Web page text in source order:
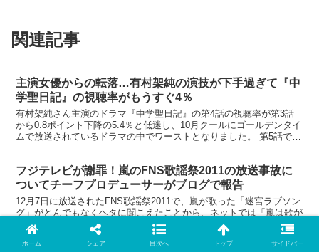
関連記事
主演女優からの転落…有村架純の演技が下手過ぎて『中
学聖日記』の視聴率がもうすぐ4％
有村架純さん主演のドラマ『中学聖日記』の第4話の視聴率が第3話
から0.8ポイント下降の5.4％と低迷し、10月クールにゴールデンタイ
ムで放送されているドラマの中でワーストとなりました。 第5話では
フジテレビが謝罪！嵐のFNS歌謡祭2011の放送事故に
ついてチーフプロデューサーがブログで報告
12月7日に放送されたFNS歌謡祭2011で、嵐が歌った「迷宮ラブソン
グ」がとんでもなくヘタに聞こえたことから、ネットでは「嵐は歌が
下手」「口パクのつけ」といった批判が膨らみました。それに対して
嵐のファンは、「イヤーモニターないのにがんばっ...
ホーム シェア 目次へ トップ サイドバー